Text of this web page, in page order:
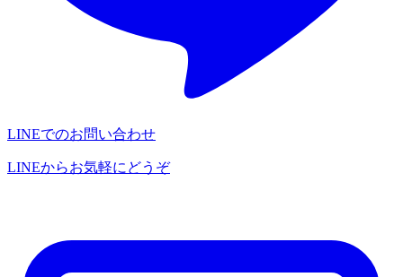
LINEでのお問い合わせ
LINEからお気軽にどうぞ